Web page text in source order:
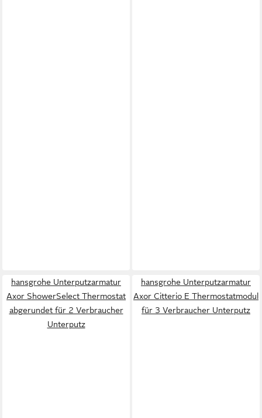
hansgrohe Unterputzarmatur
Axor ShowerSelect Thermostat
abgerundet für 2 Verbraucher
Unterputz
hansgrohe Unterputzarmatur
Axor Citterio E Thermostatmodul
für 3 Verbraucher Unterputz